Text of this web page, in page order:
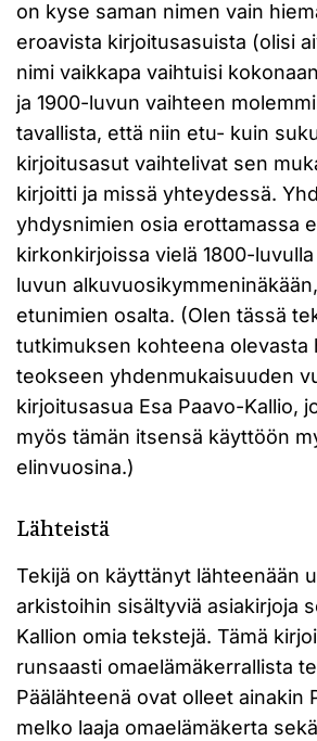
on kyse saman nimen vain
eroavista kirjoitusasuista (olisi
nimi vaikkapa vaihtuisi
ja 1900-luvun vaihteen
tavallista, että niin etu- kuin
kirjoitusasut vaihtelivat sen
kirjoitti ja missä yhteydessä.
yhdysnimien osia erottamassa
kirkonkirjoissa vielä 1800-
luvun
etunimien osalta. (Olen tässä
tutkimuksen kohteena olevasta
teokseen yhdenmukaisuuden
kirjoitusasua Esa Paavo-Kallio,
myös tämän itsensä käyttöön
elinvuosina.)
Lähteistä
Tekijä on käyttänyt lähteenään
arkistoihin sisältyviä asiakirjoja
Kallion omia tekstejä. Tämä
runsaasti omaelämäkerrallista
Päälähteenä ovat olleet ainakin
melko laaja omaelämäkerta